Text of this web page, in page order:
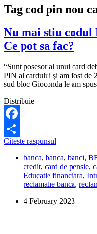
Tag cod pin nou
Nu mai stiu
Ce pot sa fac?
“Sunt posesor al unui card
PIN al cardului și am fost de
sud bloc Gioconda le am
Distribuie
Facebook
Share
Citeste raspunsul
stiu
codul
PIN
al
BRD.
banca, banca, banci,
credit, card de pensie,
Educatie financiara,
reclamatie banca,
4 February 2023